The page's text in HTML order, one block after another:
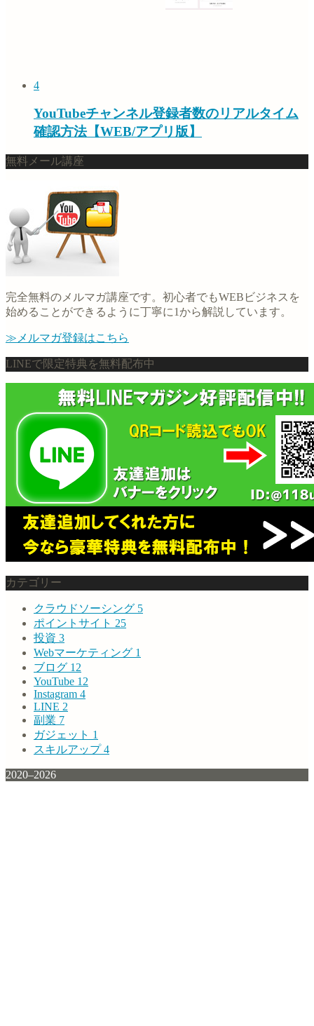
4
YouTubeチャンネル登録者数のリアルタイム
確認方法【WEB/アプリ版】
無料メール講座
完全無料のメルマガ講座です。初心者でもWEBビジネスを
始めることができるように丁寧に1から解説しています。
≫メルマガ登録はこちら
LINEで限定特典を無料配布中
カテゴリー
クラウドソーシング 5
ポイントサイト 25
投資 3
Webマーケティング 1
ブログ 12
YouTube 12
Instagram 4
LINE 2
副業 7
ガジェット 1
スキルアップ4
2020–2026